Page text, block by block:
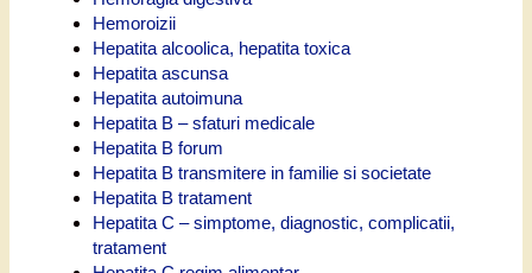
Hemoroizii
Hepatita alcoolica, hepatita toxica
Hepatita ascunsa
Hepatita autoimuna
Hepatita B – sfaturi medicale
Hepatita B forum
Hepatita B transmitere in familie si societate
Hepatita B tratament
Hepatita C – simptome, diagnostic, complicatii,
tratament